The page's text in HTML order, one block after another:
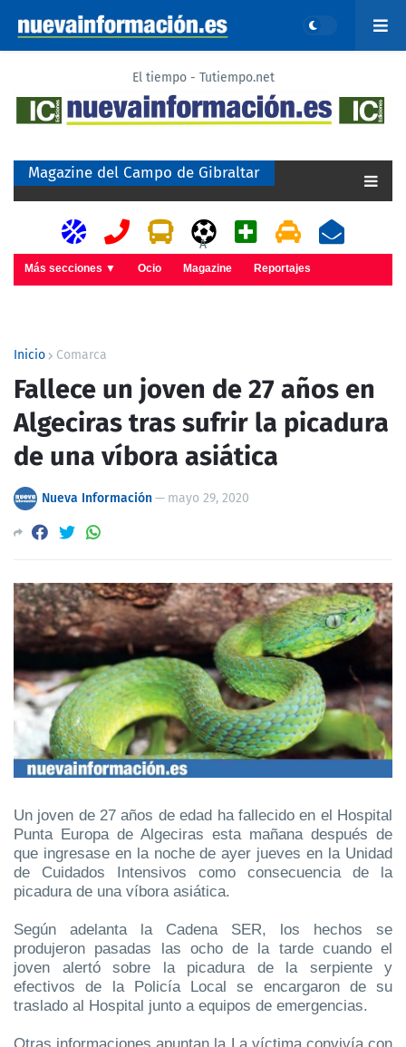
El tiempo - Tutiempo.net
Magazine del Campo de Gibraltar
A
Más secciones ▼ Ocio Magazine Reportajes
Inicio Comarca
Fallece un joven de 27 años en
Algeciras tras sufrir la picadura
de una víbora asiática
Nueva Información— mayo 29, 2020
Un joven de 27 años de edad ha fallecido en el Hospital
Punta Europa de Algeciras esta mañana después de
que ingresase en la noche de ayer jueves en la Unidad
de Cuidados Intensivos como consecuencia de la
picadura de una víbora asiática.
Según adelanta la Cadena SER, los hechos se
produjeron pasadas las ocho de la tarde cuando el
joven alertó sobre la picadura de la serpiente y
efectivos de la Policía Local se encargaron de su
traslado al Hospital junto a equipos de emergencias.